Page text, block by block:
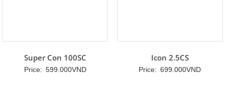
Super Con 100SC
Price: 599.000VND
Icon 2.5CS
Price: 699.000VND